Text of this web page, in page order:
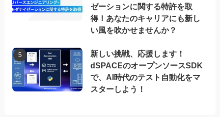
ゼーションに関する特許を取
得！あなたのキャリアにも新し
い風を吹かせませんか？
新しい挑戦、応援します！
dSPACEのオープンソースSDK
で、AI時代のテスト自動化をマ
スターしよう！